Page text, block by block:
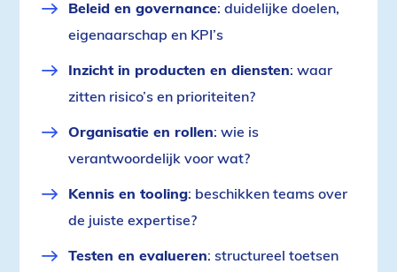
Beleid en governance: duidelijke doelen,
eigenaarschap en KPI’s
Inzicht in producten en diensten: waar
zitten risico’s en prioriteiten?
Organisatie en rollen: wie is
verantwoordelijk voor wat?
Kennis en tooling: beschikken teams over
de juiste expertise?
Testen en evalueren: structureel toetsen